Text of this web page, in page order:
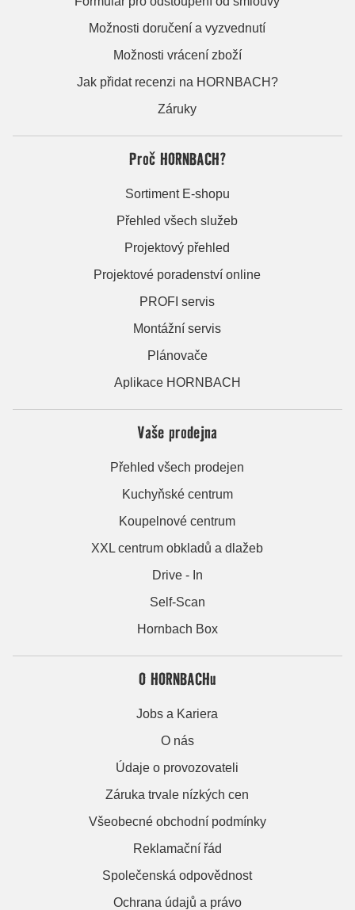
Možnosti doručení a vyzvednutí
Možnosti vrácení zboží
Jak přidat recenzi na HORNBACH?
Záruky
Proč HORNBACH?
Sortiment E-shopu
Přehled všech služeb
Projektový přehled
Projektové poradenství online
PROFI servis
Montážní servis
Plánovače
Aplikace HORNBACH
Vaše prodejna
Přehled všech prodejen
Kuchyňské centrum
Koupelnové centrum
XXL centrum obkladů a dlažeb
Drive - In
Self-Scan
Hornbach Box
O HORNBACHu
Jobs a Kariera
O nás
Údaje o provozovateli
Záruka trvale nízkých cen
Všeobecné obchodní podmínky
Reklamační řád
Společenská odpovědnost
Ochrana údajů a právo